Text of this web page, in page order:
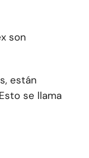
son
están
se llama